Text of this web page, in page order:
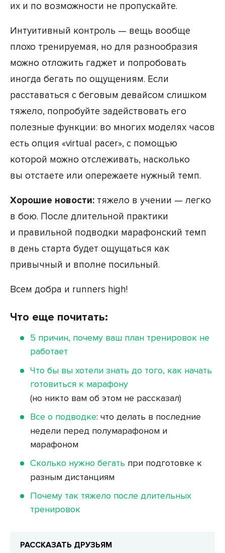
их и по возможности не пропускайте.
Интуитивный контроль — вещь вообще
плохо тренируемая, но для разнообразия
можно отложить гаджет и попробовать
иногда бегать по ощущениям. Если
расставаться с беговым девайсом слишком
тяжело, попробуйте задействовать его
полезные функции: во многих моделях часов
есть опция «virtual pacer», с помощью
которой можно отслеживать, насколько
вы отстаете или опережаете нужный темп.
Хорошие новости: тяжело в учении — легко
в бою. После длительной практики
и правильной подводки марафонский темп
в день старта будет ощущаться как
привычный и вполне посильный.
Всем добра и runners high!
Что еще почитать:
5 причин, почему ваш план тренировок не
работает
Что бы вы хотели знать до того, как начать
готовиться к марафону
(но никто вам об этом не рассказал)
Все о подводке: что делать в последние
недели перед полумарафоном и
марафоном
Сколько нужно бегать при подготовке к
разным дистанциям
Почему так тяжело после длительных
тренировок
РАССКАЗАТЬ ДРУЗЬЯМ